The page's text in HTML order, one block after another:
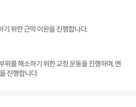
위한 근막 이완을 진행합니다.
위를 해소하기 위한 교정 운동을 진행하며, 맨
진행합니다.